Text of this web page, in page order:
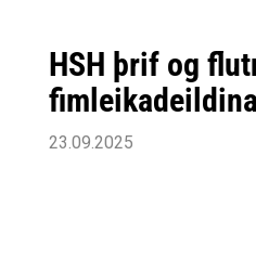
HSH þrif og
23.09.2025